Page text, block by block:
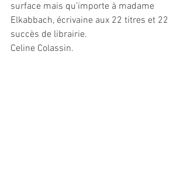
surface mais qu’importe à madame
Elkabbach, écrivaine aux 22 titres et 22
succès de librairie.
Celine Colassin.